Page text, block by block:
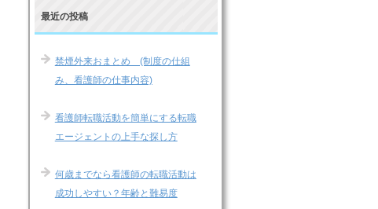
最近の投稿
禁煙外来おまとめ (制度の仕組
み、看護師の仕事内容)
看護師転職活動を簡単にする転職
エージェントの上手な探し方
何歳までなら看護師の転職活動は
成功しやすい？年齢と難易度